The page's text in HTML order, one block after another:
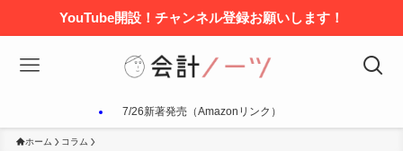
YouTube開設！チャンネル登録お願いします！
7/26新著発売（Amazonリンク）
ホーム コラム